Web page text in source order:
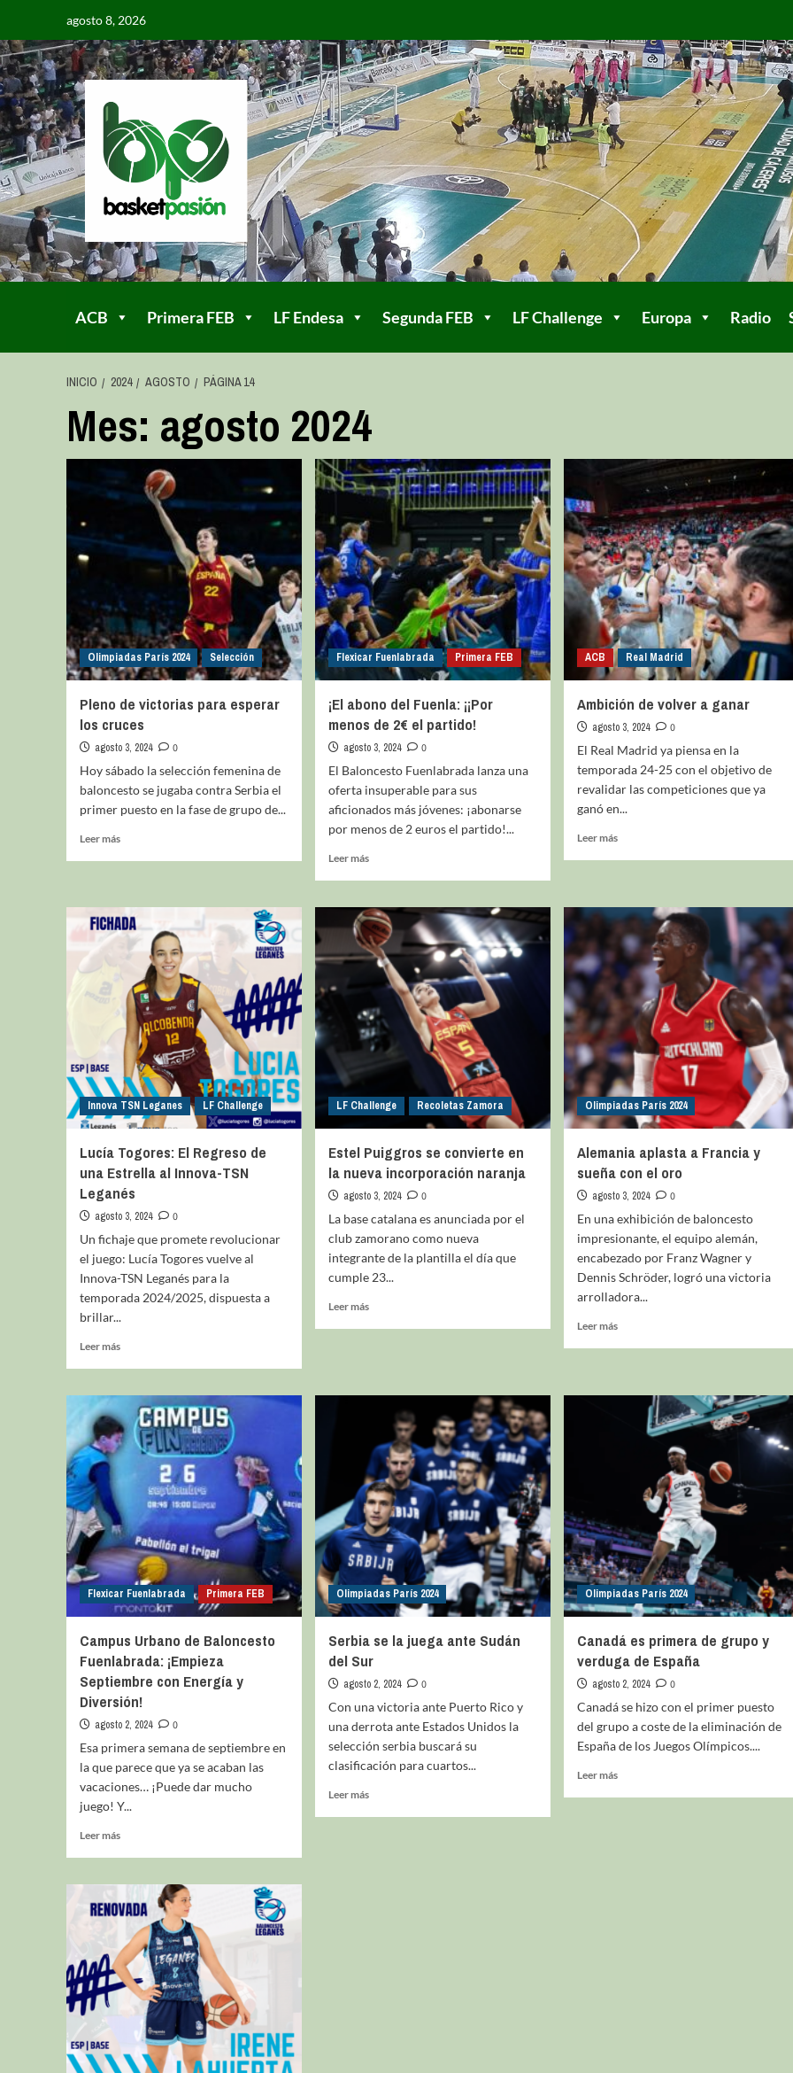
agosto 8, 2026
ACB Primera FEB LF Endesa Segunda FEB LF Challenge Europa Radio
INICIO 2024 AGOSTO PÁGINA 14
Mes: agosto 2024
Olimpiadas París 2024 Selección
Pleno de victorias para esperar
los cruces
agosto 3, 2024
0
Hoy sábado la selección femenina de
baloncesto se jugaba contra Serbia el
primer puesto en la fase de grupo de...
Leer más
Flexicar Fuenlabrada Primera FEB
¡El abono del Fuenla: ¡¡Por
menos de 2€ el partido!
agosto 3, 2024
0
El Baloncesto Fuenlabrada lanza una
oferta insuperable para sus
aficionados más jóvenes: ¡abonarse
por menos de 2 euros el partido!...
Leer más
ACB Real Madrid
Ambición de volver a ganar
agosto 3, 2024
0
El Real Madrid ya piensa en la
temporada 24-25 con el objetivo de
revalidar las competiciones que ya
ganó en...
Leer más
Innova TSN Leganes LF Challenge
Lucía Togores: El Regreso de
una Estrella al Innova-TSN
Leganés
agosto 3, 2024
0
Un fichaje que promete revolucionar
el juego: Lucía Togores vuelve al
Innova-TSN Leganés para la
temporada 2024/2025, dispuesta a
brillar...
Leer más
LF Challenge Recoletas Zamora
Estel Puiggros se convierte en
la nueva incorporación naranja
agosto 3, 2024
0
La base catalana es anunciada por el
club zamorano como nueva
integrante de la plantilla el día que
cumple 23...
Leer más
Olimpiadas París 2024
Alemania aplasta a Francia y
sueña con el oro
agosto 3, 2024
0
En una exhibición de baloncesto
impresionante, el equipo alemán,
encabezado por Franz Wagner y
Dennis Schröder, logró una victoria
arrolladora...
Leer más
Flexicar Fuenlabrada Primera FEB
Campus Urbano de Baloncesto
Fuenlabrada: ¡Empieza
Septiembre con Energía y
Diversión!
agosto 2, 2024
0
Esa primera semana de septiembre en
la que parece que ya se acaban las
vacaciones… ¡Puede dar mucho
juego! Y...
Leer más
Olimpiadas París 2024
Serbia se la juega ante Sudán
del Sur
agosto 2, 2024
0
Con una victoria ante Puerto Rico y
una derrota ante Estados Unidos la
selección serbia buscará su
clasificación para cuartos...
Leer más
Olimpiadas París 2024
Canadá es primera de grupo y
verduga de España
agosto 2, 2024
0
Canadá se hizo con el primer puesto
del grupo a coste de la eliminación de
España de los Juegos Olímpicos....
Leer más
La entrevista bTactic
La entrevista bTactic
mayo 7, 2026
0
Nos hacemos mayores. Vamos creciendo. Tanto así
que el próximo 20 de mayo celebramos nuestro
cuarto cumpleaños. Y todo crecimiento conlleva
sus cambios. Cambio que...